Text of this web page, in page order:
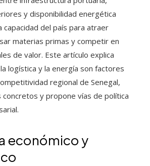
y disponibilidad energética
capacidad del país para atraer
materias primas y competir en
de valor. Este artículo explica
logística y la energía son factores
regional de Senegal,
y propone vías de política
económico y